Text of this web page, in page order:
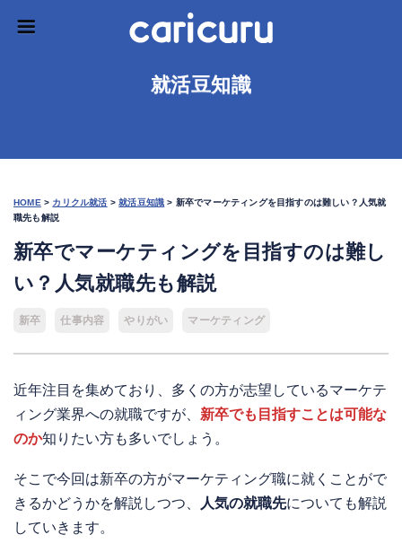
就活豆知識
HOME > カリクル就活 >就活豆知識 > 新卒でマーケティングを目指すのは難しい？人気就
職先も解説
新卒でマーケティングを目指すのは難し
い？人気就職先も解説
新卒 仕事内容 やりがい マーケティング
近年注目を集めており、多くの方が志望しているマーケテ
ィング業界への就職ですが、 新卒でも目指すことは可能な
のか知りたい方も多いでしょう。
そこで今回は新卒の方がマーケティング職に就くことがで
きるかどうかを解説しつつ、
人気の就職先についても解説
していきます。